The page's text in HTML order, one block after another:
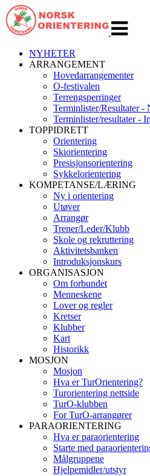
navigasjon
NYHETER
ARRANGEMENT
Hovedarrangementer
O-festivalen
Terrengsperringer
Terminlister/Resultater -
Terminlister/resultater -
TOPPIDRETT
Orientering
Skiorientering
Presisjonsorientering
Sykkelorientering
KOMPETANSE/LÆRING
Ny i orientering
Utøver
Arrangør
Trener/Leder/Klubb
Skole og rekruttering
Aktivitetsbanken
Introduksjonskurs
ORGANISASJON
Om forbundet
Menneskene
Lover og regler
Kretser
Klubber
Kart
Historikk
MOSJON
Mosjon
Hva er TurOrientering?
Turorientering nettside
TurO-klubben
For TurO-arrangører
PARAORIENTERING
Hva er paraorientering
Starte med
Målgruppene
Hjelpemidler/utstyr